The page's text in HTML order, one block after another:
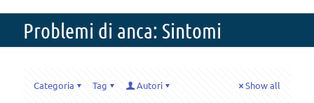
Problemi di anca: Sintomi
Categoria Tag Autori Show all